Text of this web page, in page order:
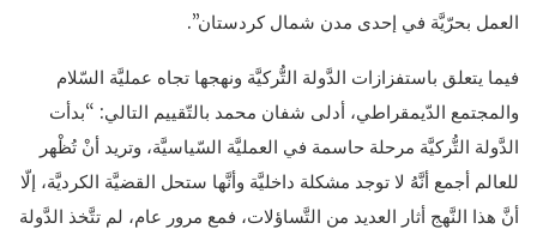
العمل بحرّيَّة في إحدى مدن شمال كردستان”.
فيما يتعلق باستفزازات الدَّولة التُّركيَّة ونهجها تجاه عمليَّة السّلام
والمجتمع الدّيمقراطي، أدلى شفان محمد بالتّقييم التالي: “بدأت
الدَّولة التُّركيَّة مرحلة حاسمة في العمليَّة السّياسيَّة، وتريد أنْ تُظْهر
للعالم أجمع أنَّهُ لا توجد مشكلة داخليَّة وأنَّها ستحل القضيَّة الكرديَّة، إلّا
أنَّ هذا النَّهج أثار العديد من التَّساؤلات، فمع مرور عام، لم تتَّخذ الدَّولة